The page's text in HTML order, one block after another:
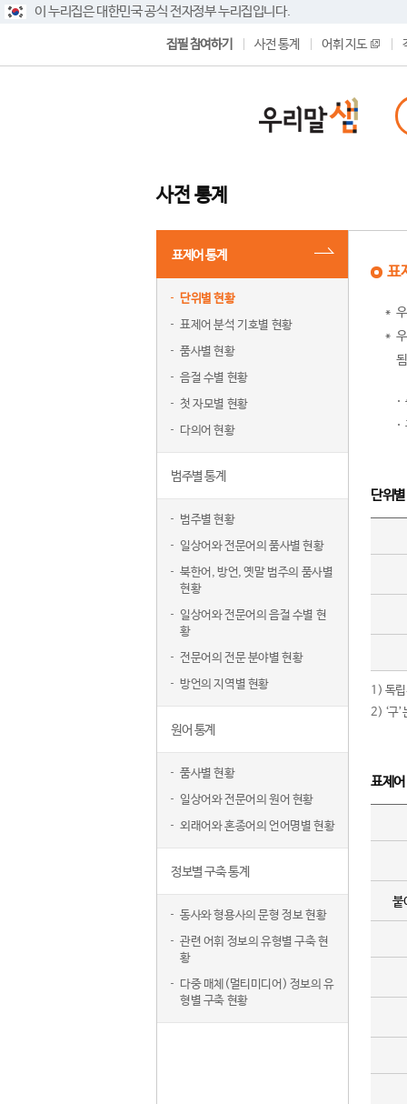
이 누리집은 대한민국 공식 전자정부 누리집입니다.
집필 참여하기 사전 통계 어휘 지도
사전 통계
표제어 통계
단위별 현황
표제어 분석 기호별 현황
품사별 현황
음절 수별 현황
첫 자모별 현황
다의어 현황
범주별 통계
범주별 현황
일상어와 전문어의 품사별 현황
북한어, 방언, 옛말 범주의 품사별
현황
일상어와 전문어의 음절 수별 현
황
전문어의 전문 분야별 현황
방언의 지역별 현황
원어 통계
품사별 현황
일상어와 전문어의 원어 현황
외래어와 혼종어의 언어명별 현황
정보별 구축 통계
동사와 형용사의 문형 정보 현황
관련 어휘 정보의 유형별 구축 현
황
다중 매체(멀티미디어) 정보의 유
형별 구축 현황
표
단위
1) 독립
2) ‘구
표제
붙